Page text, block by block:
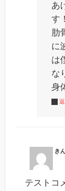
あ
す！
肋
に
は
な
身
き
テストコ